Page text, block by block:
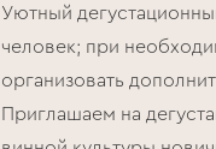
Уютный
человек; при
организовать
Приглашаем на